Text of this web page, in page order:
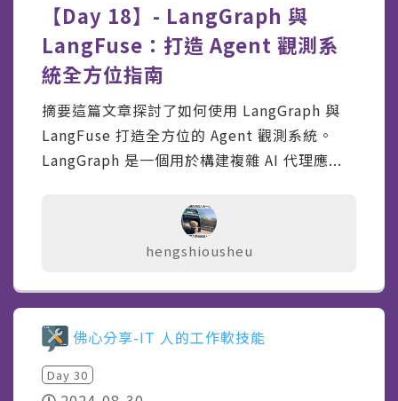
【Day 18】- LangGraph 與
LangFuse：打造 Agent 觀測系
統全方位指南
摘要這篇文章探討了如何使用 LangGraph 與
LangFuse 打造全方位的 Agent 觀測系統。
LangGraph 是一個用於構建複雜 AI 代理應...
hengshiousheu
佛心分享-IT 人的工作軟技能
Day 30